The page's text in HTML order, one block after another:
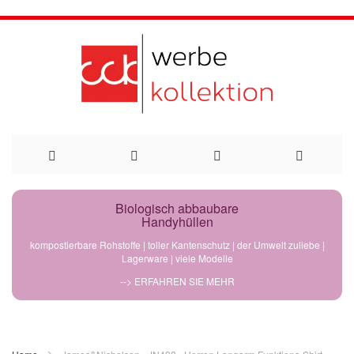
Direkt
Biologisch abbaubare
Handyhüllen
kompostierbare Rohstoffe | toller Kantenschutz | der Umwelt zuliebe |
Lagerware | viele Modelle
--> ERFAHREN SIE MEHR